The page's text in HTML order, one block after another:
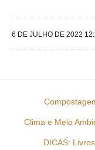
6 DE JULHO DE 2022
Clima e Meio
DICAS: